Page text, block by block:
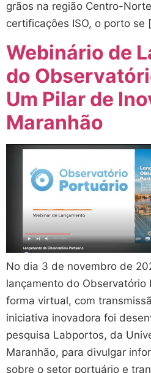
grãos na região Centro-
certificações ISO, o porto se
Webinário de
do
Um Pilar de
Maranhão
No dia 3 de novembro de
lançamento do Observatório
forma virtual, com
iniciativa inovadora foi
pesquisa Labportos, da
Maranhão, para divulgar
sobre o setor portuário e